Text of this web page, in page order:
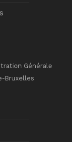
Générale
Bruxelles